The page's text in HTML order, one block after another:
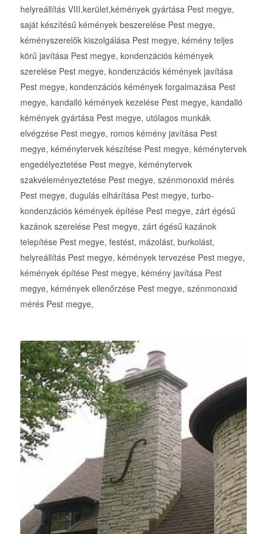
helyreállítás VIII.kerület,kémények gyártása Pest megye,
saját készítésű kémények beszerelése Pest megye,
kéményszerelők kiszolgálása Pest megye, kémény teljes
körű javítása Pest megye, kondenzációs kémények
szerelése Pest megye, kondenzációs kémények javítása
Pest megye, kondenzációs kémények forgalmazása Pest
megye, kandalló kémények kezelése Pest megye, kandalló
kémények gyártása Pest megye, utólagos munkák
elvégzése Pest megye, romos kémény javítása Pest
megye, kéménytervek készítése Pest megye, kéménytervek
engedélyeztetése Pest megye, kéménytervek
szakvéleményeztetése Pest megye, szénmonoxid mérés
Pest megye, dugulás elhárítása Pest megye, turbo-
kondenzációs kémények építése Pest megye, zárt égésű
kazánok szerelése Pest megye, zárt égésű kazánok
telepítése Pest megye, festést, mázolást, burkolást,
helyreállítás Pest megye, kémények tervezése Pest megye,
kémények építése Pest megye, kémény javítása Pest
megye, kémények ellenőrzése Pest megye, szénmonoxid
mérés Pest megye,